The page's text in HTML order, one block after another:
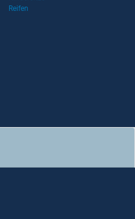
Reifen